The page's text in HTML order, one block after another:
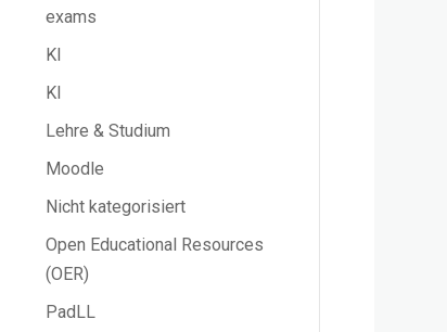
exams
KI
KI
Lehre & Studium
Moodle
Nicht kategorisiert
Open Educational Resources
(OER)
PadLL